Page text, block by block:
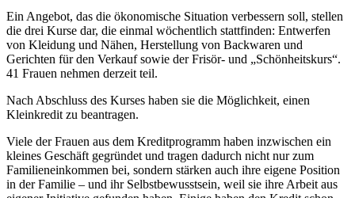
Ein Angebot, das die ökonomische Situation verbessern soll, stellen
die drei Kurse dar, die einmal wöchentlich stattfinden: Entwerfen
von Kleidung und Nähen, Herstellung von Backwaren und
Gerichten für den Verkauf sowie der Frisör- und „Schönheitskurs“.
41 Frauen nehmen derzeit teil.
Nach Abschluss des Kurses haben sie die Möglichkeit, einen
Kleinkredit zu beantragen.
Viele der Frauen aus dem Kreditprogramm haben inzwischen ein
kleines Geschäft gegründet und tragen dadurch nicht nur zum
Familieneinkommen bei, sondern stärken auch ihre eigene Position
in der Familie – und ihr Selbstbewusstsein, weil sie ihre Arbeit aus